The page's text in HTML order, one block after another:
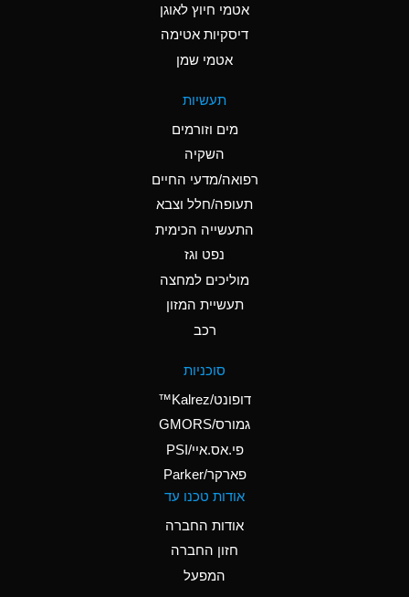
Ammonia Gas (cold)
A
Ammonia Gas (hot)
Ammonium Hydroxide
D
Ammonium Nitrate
Ammonium Nitrite
Ammonium Persulfate
Ammonium Phosphate
A
Ammonium Sulfate
A
Amyl Acetate (Banana
אטמי חיוץ לאוגן
דיסקיות אטימה
אטמי שמן
תעשיות
מים וזורמים
השקיה
רפואה/מדעי החיים
תעופה/חלל וצבא
התעשייה הכימית
נפט וגז
מוליכים למחצה
תעשיית המזון
רכב
סוכניות
דופונט/Kalrez™
גמורס/GMORS
פי.אס.איי/PSI
פארקר/Parker
אודות טכנו עד
אודות החברה
חזון החברה
המפעל